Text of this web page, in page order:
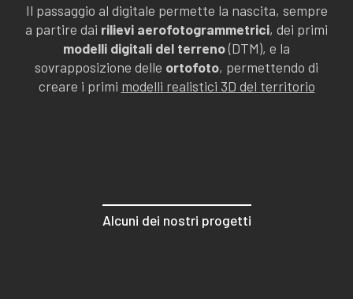
Il passaggio al digitale permette la nascita, sempre
a partire dai rilievi aerofotogrammetrici, dei primi
modelli digitali del terreno(DTM), e la
sovrapposizione delle ortofoto, permettendo di
creare i primi modelli realistici 3D del territorio
Alcuni dei nostri progetti